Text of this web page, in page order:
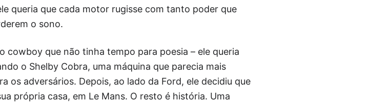
queria que cada motor rugisse com tanto poder que
o sono.
cowboy que não tinha tempo para poesia – ele queria
o Shelby Cobra, uma máquina que parecia mais
os adversários. Depois, ao lado da Ford, ele decidiu que
própria casa, em Le Mans. O resto é história. Uma